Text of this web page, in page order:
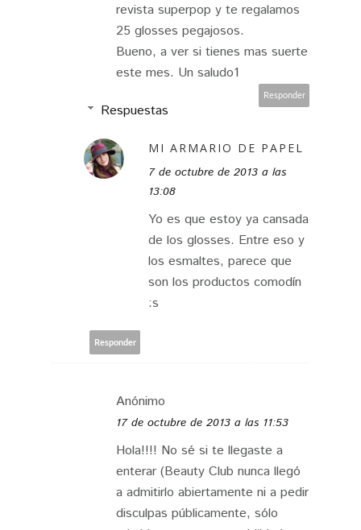
revista superpop y te regalamos
25 glosses pegajosos.
Bueno, a ver si tienes mas suerte
este mes. Un saludo1
Responder
Respuestas
MI ARMARIO DE PAPEL
7 de octubre de 2013 a las
13:08
Yo es que estoy ya cansada
de los glosses. Entre eso y
los esmaltes, parece que
son los productos comodín
:s
Responder
Anónimo
17 de octubre de 2013 a las 11:53
Hola!!!! No sé si te llegaste a
enterar (Beauty Club nunca llegó
a admitirlo abiertamente ni a pedir
disculpas públicamente, sólo